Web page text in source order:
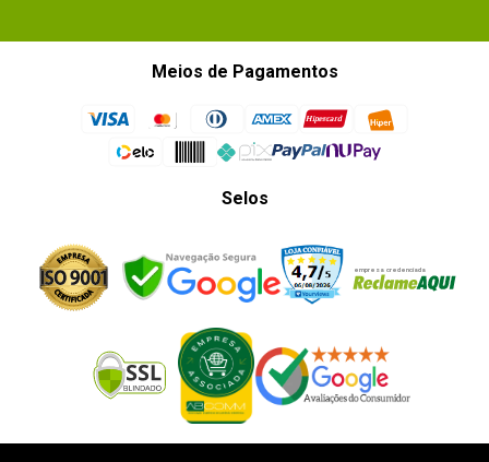
Meios de Pagamentos
Selos